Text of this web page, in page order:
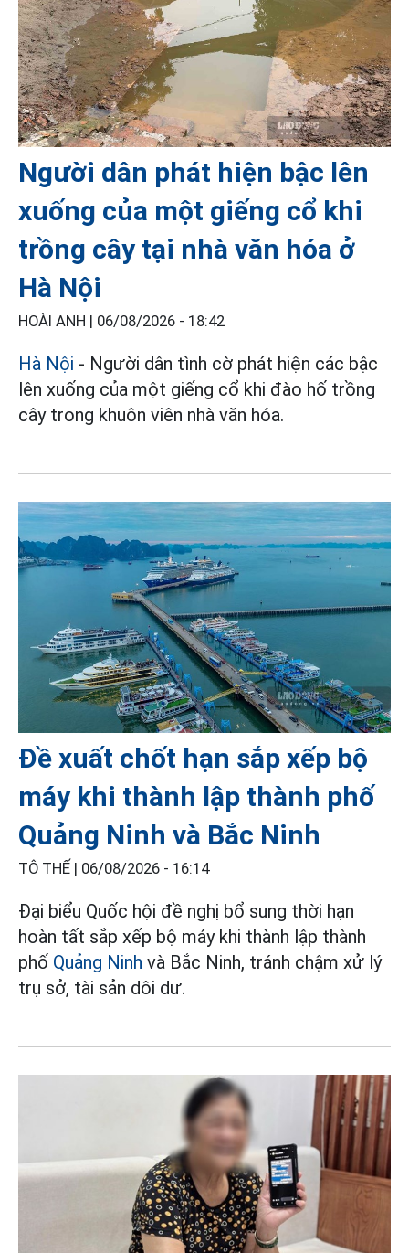
Người dân phát hiện bậc lên
xuống của một giếng cổ khi
trồng cây tại nhà văn hóa ở
Hà Nội
HOÀI ANH | 06/08/2026 - 18:42
Hà Nội - Người dân tình cờ phát hiện các bậc
lên xuống của một giếng cổ khi đào hố trồng
cây trong khuôn viên nhà văn hóa.
Đề xuất chốt hạn sắp xếp bộ
máy khi thành lập thành phố
Quảng Ninh và Bắc Ninh
TÔ THẾ | 06/08/2026 - 16:14
Đại biểu Quốc hội đề nghị bổ sung thời hạn
hoàn tất sắp xếp bộ máy khi thành lập thành
phố Quảng Ninh và Bắc Ninh, tránh chậm xử lý
trụ sở, tài sản dôi dư.